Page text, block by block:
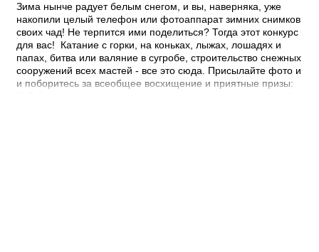
Зима нынче радует белым снегом, и вы, наверняка, уже
накопили целый телефон или фотоаппарат зимних снимков
своих чад! Не терпится ими поделиться? Тогда этот конкурс
для вас! Катание с горки, на коньках, лыжах, лошадях и
папах, битва или валяние в сугробе, строительство снежных
сооружений всех мастей - все это сюда. Присылайте фото и
и поборитесь за всеобщее восхищение и приятные призы: